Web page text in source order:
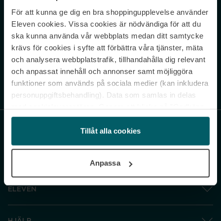
För att kunna ge dig en bra shoppingupplevelse använder
Eleven cookies. Vissa cookies är nödvändiga för att du
ska kunna använda vår webbplats medan ditt samtycke
krävs för cookies i syfte att förbättra våra tjänster, mäta
och analysera webbplatstrafik, tillhandahålla dig relevant
och anpassat innehåll och annonser samt möjliggöra
funktioner som används på sociala medier (kan inkludera
personuppgiftsbehandling). Data som samlas in delas
och gå vidare” accepterar du samtliga cookies medan du
under ”Inställningar” kan anpassa användningen av
cookies. Du kan återkalla ditt samtycke när som helst.
Tillåt alla cookies
Anpassa
Never miss a beat.
Sign up to our newsletter.
Genom att prenumerera accepterar du vår Integritetspolicy. Avprenumerera
ELEVEN